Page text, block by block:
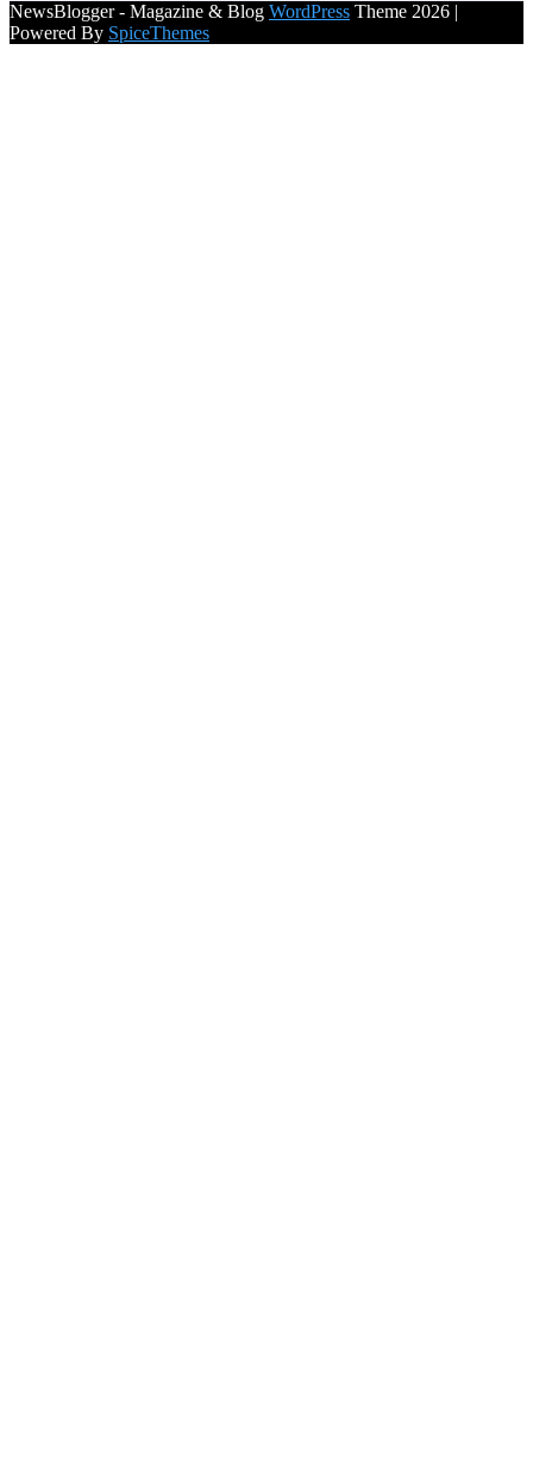
NewsBlogger - Magazine & Blog WordPress Theme 2026 |
Powered By SpiceThemes